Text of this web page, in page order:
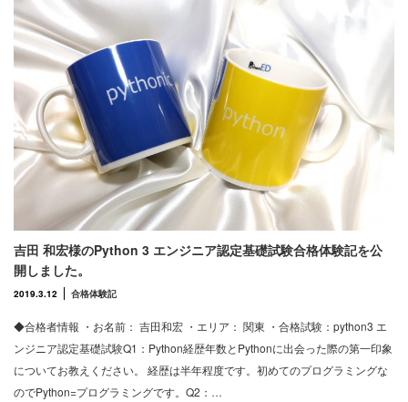
吉田 和宏様のPython 3 エンジニア認定基礎試験合格体験記を公
開しました。
2019.3.12 合格体験記
◆合格者情報 ・お名前： 吉田和宏 ・エリア： 関東 ・合格試験：python3 エ
ンジニア認定基礎試験Q1：Python経歴年数とPythonに出会った際の第一印象
についてお教えください。 経歴は半年程度です。初めてのプログラミングな
のでPython=プログラミングです。Q2：…